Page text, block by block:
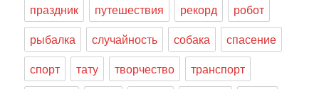
праздник
путешествия рекорд
робот
рыбалка
случайность собака
спасение
спорт
тату творчество
транспорт